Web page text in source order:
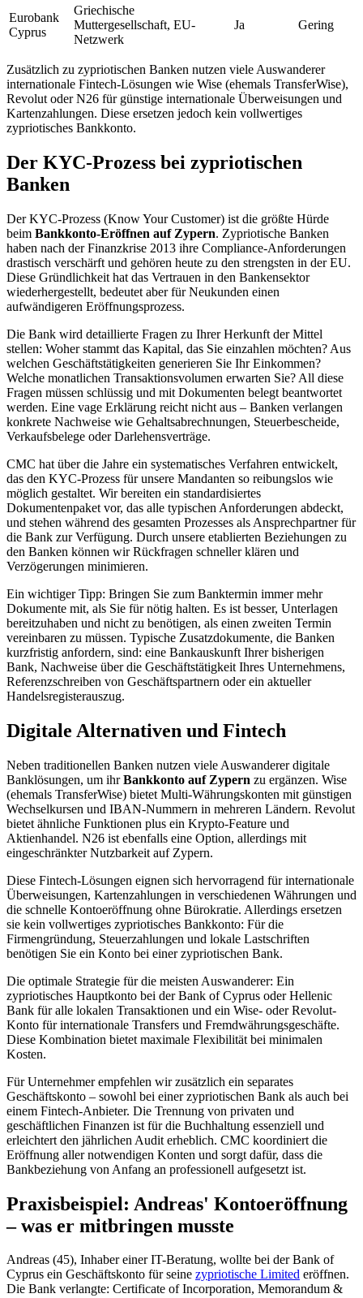
Eurobank
Cyprus
Griechische
Muttergesellschaft, EU-
Netzwerk
Ja Gering
Zusätzlich zu zypriotischen Banken nutzen viele Auswanderer
internationale Fintech-Lösungen wie Wise (ehemals TransferWise),
Revolut oder N26 für günstige internationale Überweisungen und
Kartenzahlungen. Diese ersetzen jedoch kein vollwertiges
zypriotisches Bankkonto.
Der KYC-Prozess bei zypriotischen
Banken
Der KYC-Prozess (Know Your Customer) ist die größte Hürde
beim Bankkonto-Eröffnen auf Zypern. Zypriotische Banken
haben nach der Finanzkrise 2013 ihre Compliance-Anforderungen
drastisch verschärft und gehören heute zu den strengsten in der EU.
Diese Gründlichkeit hat das Vertrauen in den Bankensektor
wiederhergestellt, bedeutet aber für Neukunden einen
aufwändigeren Eröffnungsprozess.
Die Bank wird detaillierte Fragen zu Ihrer Herkunft der Mittel
stellen: Woher stammt das Kapital, das Sie einzahlen möchten? Aus
welchen Geschäftstätigkeiten generieren Sie Ihr Einkommen?
Welche monatlichen Transaktionsvolumen erwarten Sie? All diese
Fragen müssen schlüssig und mit Dokumenten belegt beantwortet
werden. Eine vage Erklärung reicht nicht aus – Banken verlangen
konkrete Nachweise wie Gehaltsabrechnungen, Steuerbescheide,
Verkaufsbelege oder Darlehensverträge.
CMC hat über die Jahre ein systematisches Verfahren entwickelt,
das den KYC-Prozess für unsere Mandanten so reibungslos wie
möglich gestaltet. Wir bereiten ein standardisiertes
Dokumentenpaket vor, das alle typischen Anforderungen abdeckt,
und stehen während des gesamten Prozesses als Ansprechpartner für
die Bank zur Verfügung. Durch unsere etablierten Beziehungen zu
den Banken können wir Rückfragen schneller klären und
Verzögerungen minimieren.
Ein wichtiger Tipp: Bringen Sie zum Banktermin immer mehr
Dokumente mit, als Sie für nötig halten. Es ist besser, Unterlagen
bereitzuhaben und nicht zu benötigen, als einen zweiten Termin
vereinbaren zu müssen. Typische Zusatzdokumente, die Banken
kurzfristig anfordern, sind: eine Bankauskunft Ihrer bisherigen
Bank, Nachweise über die Geschäftstätigkeit Ihres Unternehmens,
Referenzschreiben von Geschäftspartnern oder ein aktueller
Handelsregisterauszug.
Digitale Alternativen und Fintech
Neben traditionellen Banken nutzen viele Auswanderer digitale
Banklösungen, um ihrBankkonto auf Zypern zu ergänzen. Wise
(ehemals TransferWise) bietet Multi-Währungskonten mit günstigen
Wechselkursen und IBAN-Nummern in mehreren Ländern. Revolut
bietet ähnliche Funktionen plus ein Krypto-Feature und
Aktienhandel. N26 ist ebenfalls eine Option, allerdings mit
eingeschränkter Nutzbarkeit auf Zypern.
Diese Fintech-Lösungen eignen sich hervorragend für internationale
Überweisungen, Kartenzahlungen in verschiedenen Währungen und
die schnelle Kontoeröffnung ohne Bürokratie. Allerdings ersetzen
sie kein vollwertiges zypriotisches Bankkonto: Für die
Firmengründung, Steuerzahlungen und lokale Lastschriften
benötigen Sie ein Konto bei einer zypriotischen Bank.
Die optimale Strategie für die meisten Auswanderer: Ein
zypriotisches Hauptkonto bei der Bank of Cyprus oder Hellenic
Bank für alle lokalen Transaktionen und ein Wise- oder Revolut-
Konto für internationale Transfers und Fremdwährungsgeschäfte.
Diese Kombination bietet maximale Flexibilität bei minimalen
Kosten.
Für Unternehmer empfehlen wir zusätzlich ein separates
Geschäftskonto – sowohl bei einer zypriotischen Bank als auch bei
einem Fintech-Anbieter. Die Trennung von privaten und
geschäftlichen Finanzen ist für die Buchhaltung essenziell und
erleichtert den jährlichen Audit erheblich. CMC koordiniert die
Eröffnung aller notwendigen Konten und sorgt dafür, dass die
Bankbeziehung von Anfang an professionell aufgesetzt ist.
Praxisbeispiel: Andreas' Kontoeröffnung
– was er mitbringen musste
Andreas (45), Inhaber einer IT-Beratung, wollte bei der Bank of
Cyprus ein Geschäftskonto für seine zypriotische Limited eröffnen.
Die Bank verlangte: Certificate of Incorporation, Memorandum &